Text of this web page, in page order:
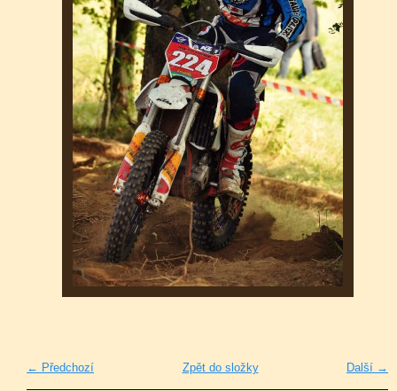
← Předchozí Další →
Zpět do složky